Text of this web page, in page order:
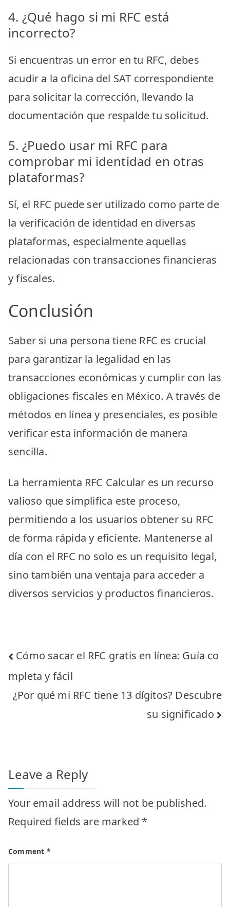
4. ¿Qué hago si mi RFC está
incorrecto?
Si encuentras un error en tu RFC, debes
acudir a la oficina del SAT correspondiente
para solicitar la corrección, llevando la
documentación que respalde tu solicitud.
5. ¿Puedo usar mi RFC para
comprobar mi identidad en otras
plataformas?
Sí, el RFC puede ser utilizado como parte de
la verificación de identidad en diversas
plataformas, especialmente aquellas
relacionadas con transacciones financieras
y fiscales.
Conclusión
Saber si una persona tiene RFC es crucial
para garantizar la legalidad en las
transacciones económicas y cumplir con las
obligaciones fiscales en México. A través de
métodos en línea y presenciales, es posible
verificar esta información de manera
sencilla.
La herramienta RFC Calcular es un recurso
valioso que simplifica este proceso,
permitiendo a los usuarios obtener su RFC
de forma rápida y eficiente. Mantenerse al
día con el RFC no solo es un requisito legal,
sino también una ventaja para acceder a
diversos servicios y productos financieros.
Post
navigation
Cómo sacar el RFC gratis en línea: Guía co
mpleta y fácil
¿Por qué mi RFC tiene 13 dígitos? Descubre
su significado
Leave a Reply
Your email address will not be published.
Required fields are marked *
Comment *